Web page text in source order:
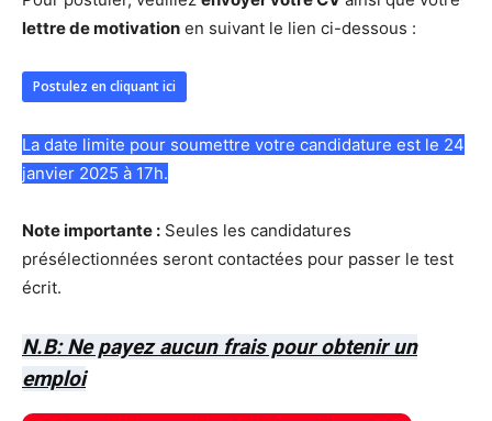
lettre de motivation en suivant le lien ci-dessous :
Postulez en cliquant ici
La date limite pour soumettre votre candidature est le 24
janvier 2025 à 17h.
Note importante : Seules les candidatures
présélectionnées seront contactées pour passer le test
écrit.
N.B: Ne payez aucun frais pour obtenir un
emploi